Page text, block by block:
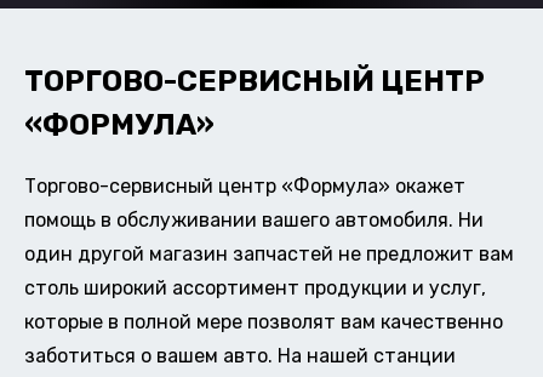
ТОРГОВО-СЕРВИСНЫЙ ЦЕНТР
«ФОРМУЛА»
Торгово-сервисный центр «Формула» окажет
помощь в обслуживании вашего автомобиля. Ни
один другой магазин запчастей не предложит вам
столь широкий ассортимент продукции и услуг,
которые в полной мере позволят вам качественно
заботиться о вашем авто. На нашей станции